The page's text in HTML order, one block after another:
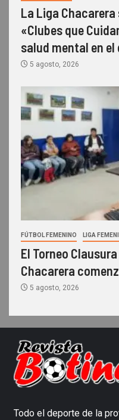
La Liga
«Clubes que
salud mental en el
5 agosto, 2026
FÚTBOL FEMENINO LIGA
El Torneo
Chacarera
5 agosto, 2026
Todo el deporte de la